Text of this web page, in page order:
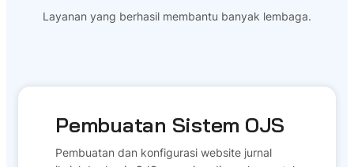
Layanan yang berhasil membantu banyak lembaga.
Pembuatan Sistem OJS
Pembuatan dan konfigurasi website jurnal